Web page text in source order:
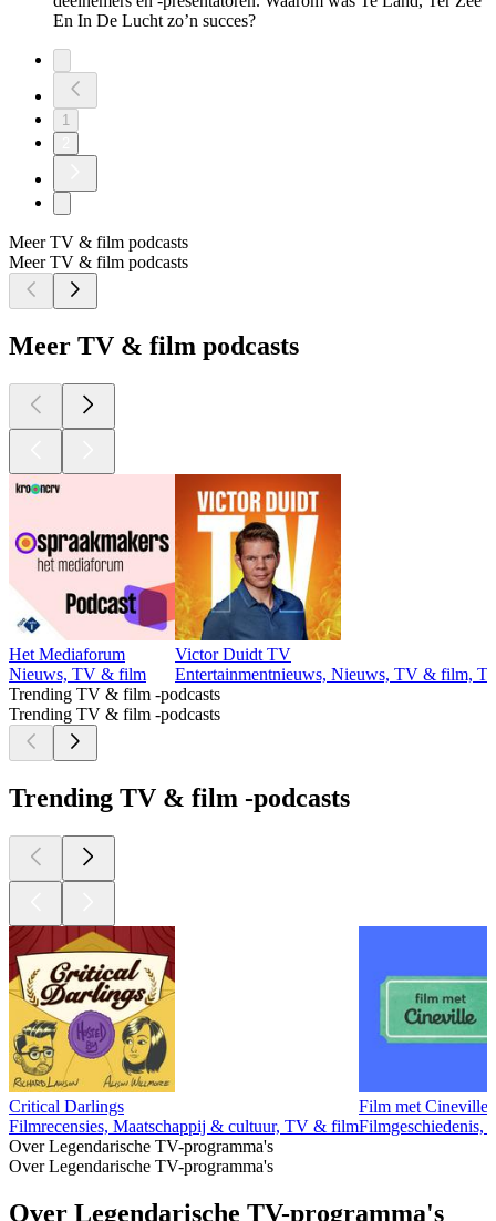
En In De Lucht zo’n succes?
1
Meer TV & film podcasts
Meer TV & film podcasts
Meer TV & film podcasts
Het Mediaforum
Nieuws, TV & film
Victor Duidt TV
Entertainmentnieuws, Nieuws, TV & film,
Trending TV & film -podcasts
Trending TV & film -podcasts
Trending TV & film -podcasts
Critical Darlings
Filmrecensies, Maatschappij & cultuur, TV & film
Film met Cineville
Filmgeschiedenis,
Over Legendarische TV-programma's
Over Legendarische TV-programma's
Over Legendarische TV-programma's